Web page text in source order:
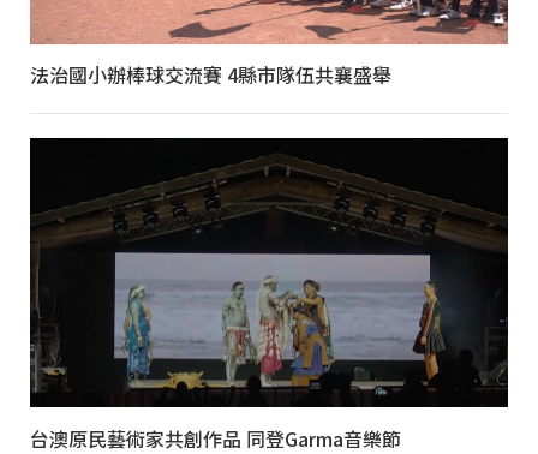
法治國小辦棒球交流賽 4縣市隊伍共襄盛舉
台澳原民藝術家共創作品 同登Garma音樂節